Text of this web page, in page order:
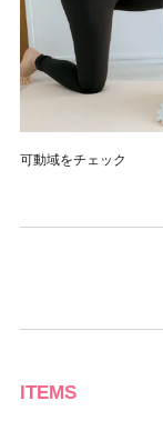
可動域をチェック
ITEMS